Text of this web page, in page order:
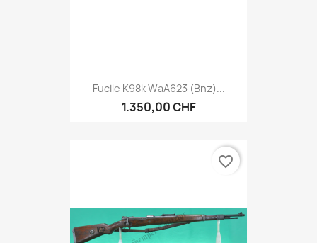
Fucile K98k WaA623 (bnz)...
1.350,00 CHF
favorite_border